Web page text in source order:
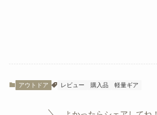
アウトドア レビュー 購入品 軽量ギア